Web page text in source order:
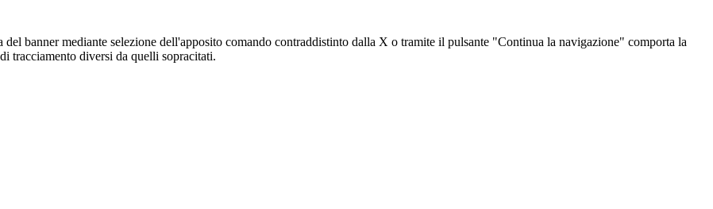
banner mediante selezione dell'apposito comando contraddistinto dalla X o tramite il pulsante "Continua la navigazione" comporta la
tracciamento diversi da quelli sopracitati.